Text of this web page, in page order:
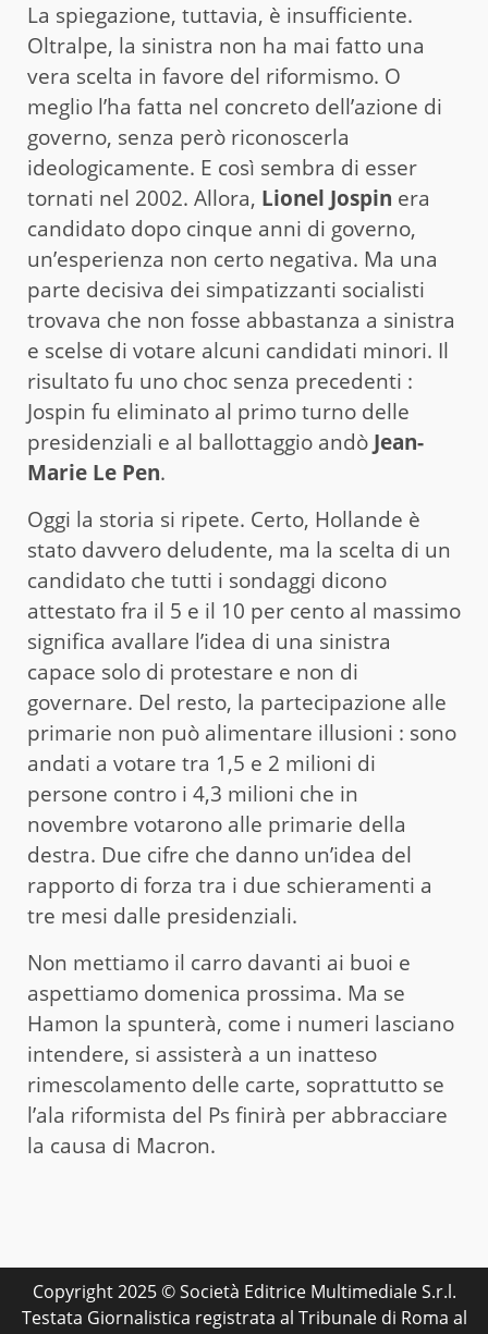
La spiegazione, tuttavia, è insufficiente.
Oltralpe, la sinistra non ha mai fatto una
vera scelta in favore del riformismo. O
meglio l’ha fatta nel concreto dell’azione di
governo, senza però riconoscerla
ideologicamente. E così sembra di esser
tornati nel 2002. Allora, Lionel Jospin era
candidato dopo cinque anni di governo,
un’esperienza non certo negativa. Ma una
parte decisiva dei simpatizzanti socialisti
trovava che non fosse abbastanza a sinistra
e scelse di votare alcuni candidati minori. Il
risultato fu uno choc senza precedenti :
Jospin fu eliminato al primo turno delle
presidenziali e al ballottaggio andò Jean-
Marie Le Pen.
Oggi la storia si ripete. Certo, Hollande è
stato davvero deludente, ma la scelta di un
candidato che tutti i sondaggi dicono
attestato fra il 5 e il 10 per cento al massimo
significa avallare l’idea di una sinistra
capace solo di protestare e non di
governare. Del resto, la partecipazione alle
primarie non può alimentare illusioni : sono
andati a votare tra 1,5 e 2 milioni di
persone contro i 4,3 milioni che in
novembre votarono alle primarie della
destra. Due cifre che danno un’idea del
rapporto di forza tra i due schieramenti a
tre mesi dalle presidenziali.
Non mettiamo il carro davanti ai buoi e
aspettiamo domenica prossima. Ma se
Hamon la spunterà, come i numeri lasciano
intendere, si assisterà a un inatteso
rimescolamento delle carte, soprattutto se
l’ala riformista del Ps finirà per abbracciare
la causa di Macron.
Copyright 2025 © Società Editrice Multimediale S.r.l.
Testata Giornalistica registrata al Tribunale di Roma al